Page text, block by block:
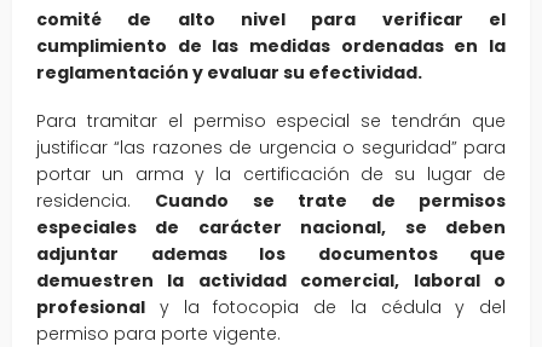
comité de alto nivel para verificar el
cumplimiento de las medidas ordenadas en la
reglamentación y evaluar su efectividad.
Para tramitar el permiso especial se tendrán que
justificar “las razones de urgencia o seguridad” para
portar un arma y la certificación de su lugar de
residencia. Cuando se trate de permisos
especiales de carácter nacional, se deben
adjuntar ademas los documentos que
demuestren la actividad comercial, laboral o
profesional y la fotocopia de la cédula y del
permiso para porte vigente.